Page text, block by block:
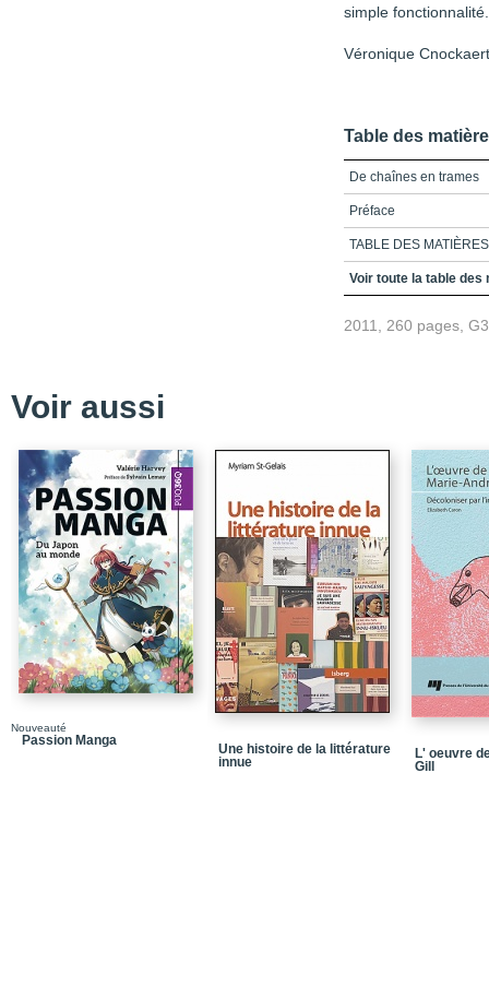
simple fonctionnalité.
Véronique
Table des
De chaînes en trames
Préface
TABLE DES MATIÈRES
LISTE DES
CONCLUSION
BIBLIOGRAPHIE
Voir toute la table des
2011, 260 pages,
Voir aussi
Nouveauté
Passion Manga
Une histoire de la littérature
innue
L' oeuvre
Gill